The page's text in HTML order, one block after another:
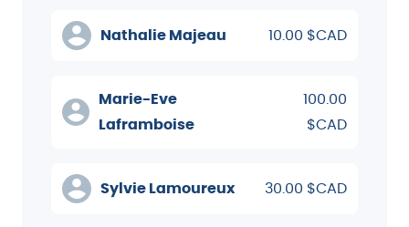
Nathalie Majeau 10.00 $CAD
Marie-Eve
Laframboise
100.00
$CAD
Sylvie Lamoureux 30.00 $CAD